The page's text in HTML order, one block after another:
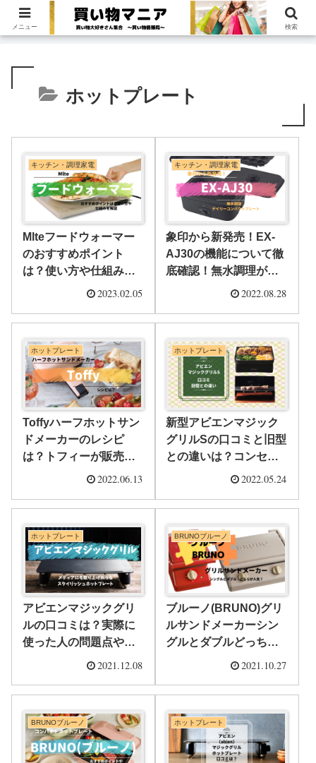
買い物大好きさん集合！〜買い物情報局〜
ホットプレート
キッチン・調理家電
Mlteフードウォーマー
のおすすめポイント
は？使い方や仕組みを
2023.02.05
キッチン・調理家電
象印から新発売！EX-
AJ30の機能について徹
底確認！無水調理がで
きるコンパクトホット
2022.08.28
ホットプレート
Toffyハーフホットサン
ドメーカーのレシピ
は？トフィーが販売し
ている食パン1枚で作れ
2022.06.13
ホットプレート
新型アビエンマジック
グリルSの口コミと旧型
との違いは？コンセプ
トは365日使えるお皿！
2022.05.24
ホットプレート
アビエンマジックグリ
ルの口コミは？実際に
使った人の問題点やレ
シピについても徹底確
2021.12.08
BRUNOブルーノ
ブルーノ(BRUNO)グリ
ルサンドメーカーシン
グルとダブルどっちが
人気？ 違いを徹底解説
2021.10.27
BRUNOブルーノ ホットプレート
メニュー 検索